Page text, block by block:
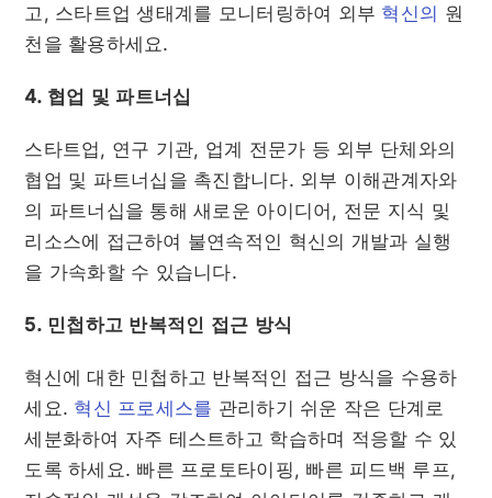
고, 스타트업 생태계를 모니터링하여 외부 혁신의 원
천을 활용하세요.
4. 협업 및 파트너십
스타트업, 연구 기관, 업계 전문가 등 외부 단체와의
협업 및 파트너십을 촉진합니다. 외부 이해관계자와
의 파트너십을 통해 새로운 아이디어, 전문 지식 및
리소스에 접근하여 불연속적인 혁신의 개발과 실행
을 가속화할 수 있습니다.
5. 민첩하고 반복적인 접근 방식
혁신에 대한 민첩하고 반복적인 접근 방식을 수용하
세요. 혁신 프로세스를 관리하기 쉬운 작은 단계로
세분화하여 자주 테스트하고 학습하며 적응할 수 있
도록 하세요. 빠른 프로토타이핑, 빠른 피드백 루프,